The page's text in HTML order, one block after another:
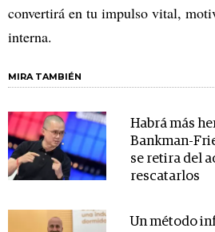
convertirá en tu impulso vital,
interna.
MIRA TAMBIÉN
Habrá más
Bankman-
se retira del
rescatarlos
Un método